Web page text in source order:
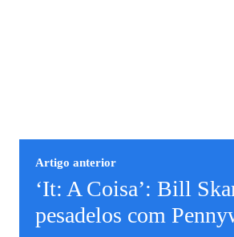
Artigo anterior
‘It: A Coisa’: Bill
pesadelos com